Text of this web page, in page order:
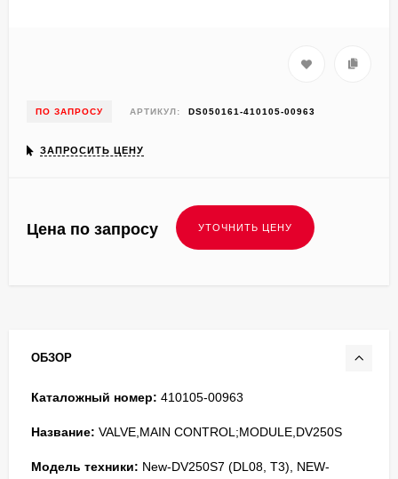
ПО ЗАПРОСУ АРТИКУЛ: DS050161-410105-00963
ЗАПРОСИТЬ ЦЕНУ
Цена по запросу
ОБЗОР
Каталожный номер: 410105-00963
Название: VALVE,MAIN CONTROL;MODULE,DV250S
Модель техники: New-DV250S7 (DL08, T3), NEW-